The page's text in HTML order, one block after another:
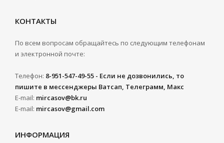
КОНТАКТЫ
По всем вопросам обращайтесь по следующим телефонам
и электронной почте:
Телефон: 8-951-547-49-55 - Если не дозвонились, то
пишите в мессенджеры Ватсап, Телеграмм, Макс
E-mail: mircasov@bk.ru
E-mail: mircasov@gmail.com
ИНФОРМАЦИЯ